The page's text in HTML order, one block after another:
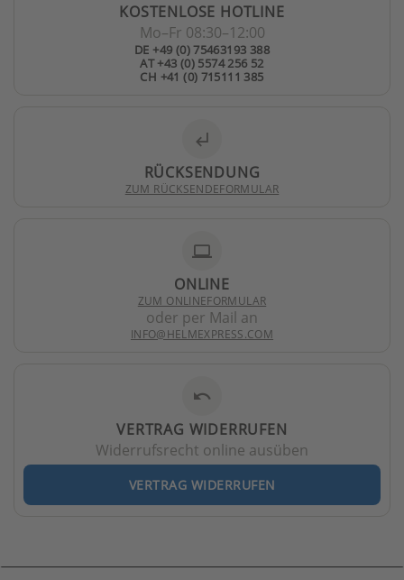
KOSTENLOSE HOTLINE
Mo–Fr 08:30–12:00
DE +49 (0) 75463193 388
AT +43 (0) 5574 256 52
CH +41 (0) 715111 385
subdirectory_arrow_left
RÜCKSENDUNG
ZUM RÜCKSENDEFORMULAR
laptop
ONLINE
ZUM ONLINEFORMULAR
oder per Mail an
INFO@HELMEXPRESS.COM
undo
VERTRAG WIDERRUFEN
Widerrufsrecht online ausüben
VERTRAG WIDERRUFEN